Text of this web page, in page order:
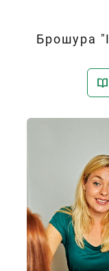
Брошура